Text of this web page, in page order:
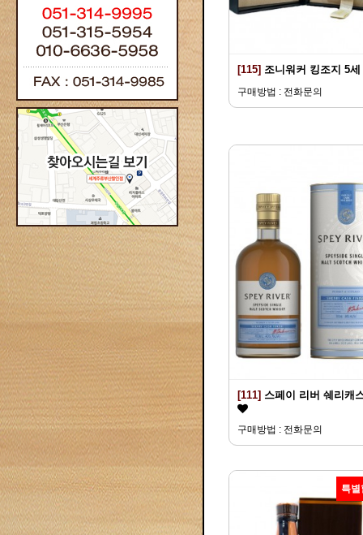
[115] 조니워커 킹조지 5세
구매방법 : 전화문의
[111] 스페이 리버 쉐리캐
구매방법 : 전화문의
특별